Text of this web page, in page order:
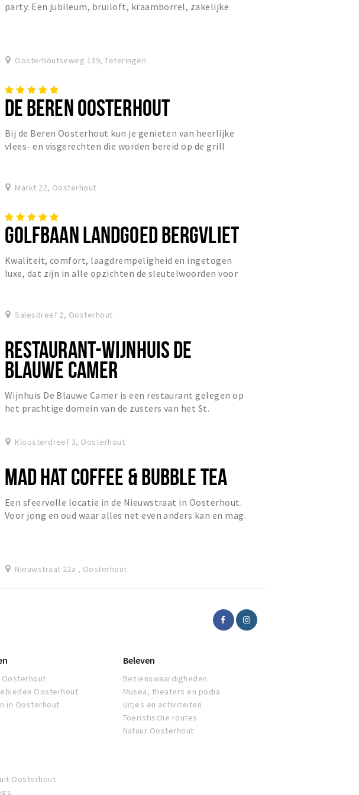
party. Een jubileum, bruiloft, kraamborrel, zakelijke
Oosterhoutseweg 139, Teteringen
DE BEREN OOSTERHOUT
Bij de Beren Oosterhout kun je genieten van heerlijke
vlees- en visgerechten die worden bereid op de grill
Markt 22, Oosterhout
GOLFBAAN LANDGOED BERGVLIET
Kwaliteit, comfort, laagdrempeligheid en ingetogen
luxe, dat zijn in alle opzichten de sleutelwoorden voor
Salesdreef 2, Oosterhout
RESTAURANT-WIJNHUIS DE
BLAUWE CAMER
Wijnhuis De Blauwe Camer is een restaurant gelegen op
het prachtige domein van de zusters van het St.
Kloosterdreef 3, Oosterhout
MAD HAT COFFEE & BUBBLE TEA
Een sfeervolle locatie in de Nieuwstraat in Oosterhout.
Voor jong en oud waar alles net even anders kan en mag.
Nieuwstraat 22a , Oosterhout
Oosterhout
Oosterhout
in Oosterhout
Beleven
Bezienswaardigheden
Musea, theaters en podia
Uitjes en activiteiten
Toeristische routes
Natuur Oosterhout
Oosterhout